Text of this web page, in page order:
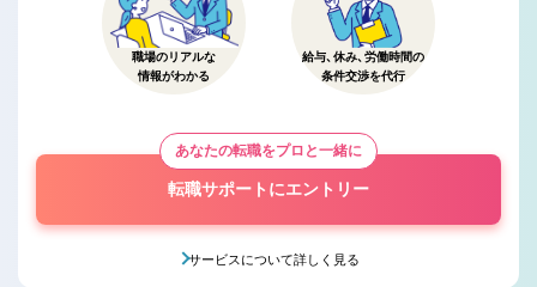
職場のリアルな
情報がわかる
給与、休み、労働時間の
条件交渉を代行
あなたの転職をプロと一緒に
転職サポートにエントリー
サービスについて詳しく見る